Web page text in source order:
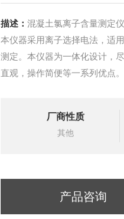
描述： 混凝土氯离子含量测定仪
本仪器采用离子选择电法，适
测定。本仪器为一体化设计，
直观，操作简便等一系列优点。
厂商性质
其他
产品咨询